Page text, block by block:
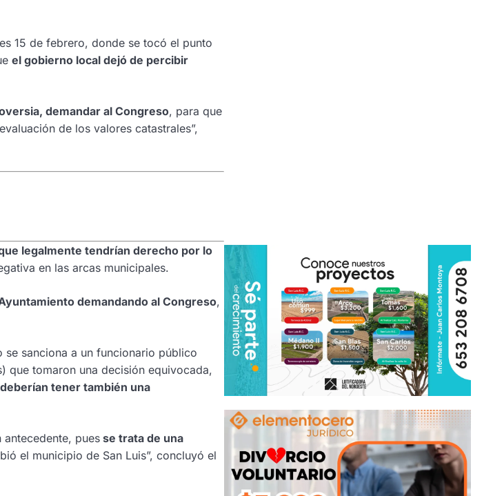
15 de febrero, donde se tocó el punto
el gobierno local dejó de percibir
demandar al Congreso, para que
de los valores catastrales”,
legalmente tendrían derecho por lo
en las arcas municipales.
demandando al Congreso,
sanciona a un funcionario público
que tomaron una decisión equivocada,
deberían tener también una
pues se trata de una
el municipio de San Luis”, concluyó el